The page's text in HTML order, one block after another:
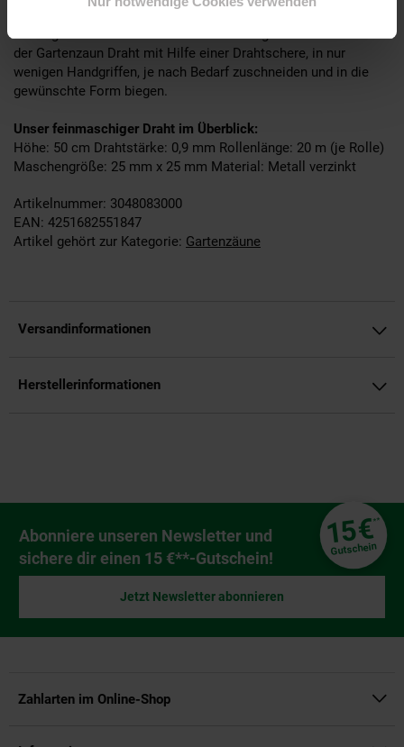
benötigt weder Vor- noch Nachbehandlung. Zudem lässt sich
der Gartenzaun Draht mit Hilfe einer Drahtschere, in nur
wenigen Handgriffen, je nach Bedarf zuschneiden und in die
gewünschte Form biegen.
Unser feinmaschiger Draht im Überblick:
Höhe: 50 cm Drahtstärke: 0,9 mm Rollenlänge: 20 m (je Rolle)
Maschengröße: 25 mm x 25 mm Material: Metall verzinkt
Artikelnummer: 3048083000
EAN: 4251682551847
Artikel gehört zur Kategorie: Gartenzäune
Versandinformationen
Herstellerinformationen
Newsletter Anmeldung
Abonniere unseren Newsletter und
sichere dir einen 15 €**-Gutschein!
15€**
Gutschein
Jetzt Newsletter abonnieren
Zahlarten im Online-Shop